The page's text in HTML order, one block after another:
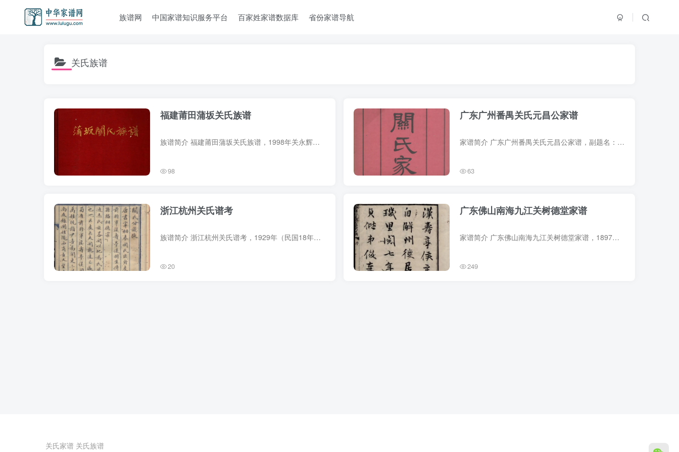
族谱网 中国家谱知识服务平台 百家姓家谱数据库 省份家谱导航
关氏族谱
福建莆田蒲坂关氏族谱
族谱简介 福建莆田蒲坂关氏族谱，1998年关永辉、关启新主编，1册。关氏本籍山西蒲州（治今永济市），约在宋末元初，避胡南迁，滞留在江南一带。元中叶，有关宋奎，生六子，四子关元棠（又名保，...
98
广东广州番禺关氏元昌公家谱
家谱简介 广东广州番禺关氏元昌公家谱，副题名：关氏家谱，1937年（民国26年）关颂声纂修，2册。始迁祖翔，号悦隆，行一，明正统九年携子文佑、礼佑自广州郡城鮉行街迁居番禺县西塱乡。谱载始迁...
63
浙江杭州关氏谱考
族谱简介 浙江杭州关氏谱考，1929年（民国18年）关豫纂修，1册，抄本。是谱考对分族、迁杭始祖、世系、历代存年、世谱缘起等，分门别类加以辨证。 族谱部分预览 电子版PDF下载
20
广东佛山南海九江关树德堂家谱
家谱简介 广东佛山南海九江关树德堂家谱，1897年（光绪23年）关兆熙纂修，4册。初祖佚名，以发祥地称南雄，南宋淳熙元年由解州徙南雄州保昌县珠玑巷。七年后，子贞、俊复由珠玑巷移居南海县九江...
249
关氏家谱 关氏族谱